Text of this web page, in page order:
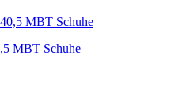
MBT Schuhe